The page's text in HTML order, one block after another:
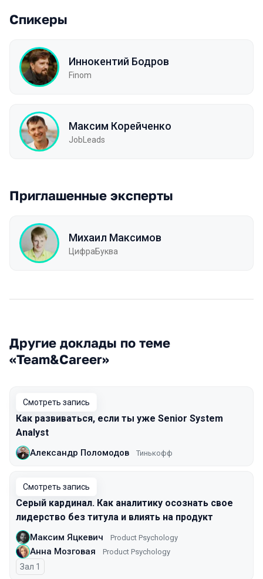
Спикеры
Иннокентий Бодров
Finom
Максим Корейченко
JobLeads
Приглашенные эксперты
Михаил Максимов
ЦифраБуква
Другие доклады по теме
«Team&Career»
Смотреть запись
Как развиваться, если ты уже Senior System
Analyst
Александр Поломодов Тинькофф
Смотреть запись
Серый кардинал. Как аналитику осознать свое
лидерство без титула и влиять на продукт
Максим Яцкевич Product Psychology
Анна Мозговая Product Psychology
Зал 1